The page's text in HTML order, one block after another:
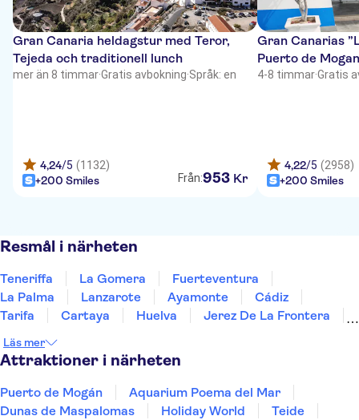
Gran Canaria heldagstur med Teror,
Tejeda och traditionell lunch
mer än 8 timmar·Gratis avbokning·Språk: en
4,24/5 (1132)
+200 Smiles
Från:953 Kr
Gran Canarias
Puerto de
4-8 timmar·Gratis
4,22/5 (2958)
+200 Smiles
Resmål i närheten
Teneriffa La Gomera
Fuerteventura
La Palma
Lanzarote Ayamonte
Cádiz
Tarifa
Cartaya Huelva
Jerez De La Frontera
Läs mer
Attraktioner i närheten
Puerto de Mogán
Aquarium Poema del Mar
Dunas de Maspalomas
Holiday World
Teide